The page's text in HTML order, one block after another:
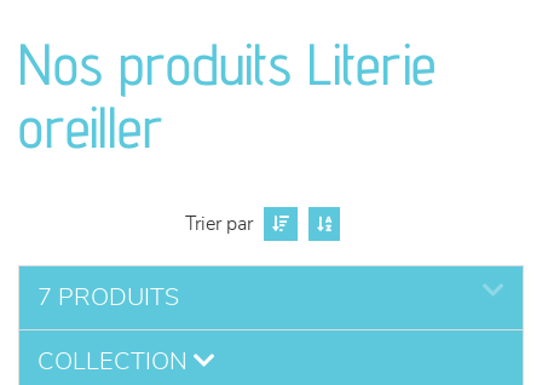
séjours
chambres et dressing
literie
décoration
Nos produits Literie
oreiller
Trier par
7 PRODUITS
COLLECTION